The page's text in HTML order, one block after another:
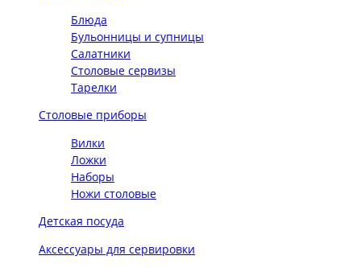
Блюда
Бульонницы и супницы
Салатники
Столовые сервизы
Тарелки
Столовые приборы
Вилки
Ложки
Наборы
Ножи столовые
Детская посуда
Аксессуары для сервировки